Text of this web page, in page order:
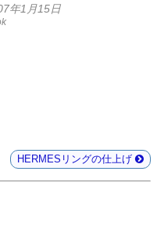
年1月15日
HERMESリングの仕上げ